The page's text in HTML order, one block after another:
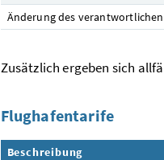
Änderung des
Zusätzlich ergeben sich
Flughafentarife
Beschreibung